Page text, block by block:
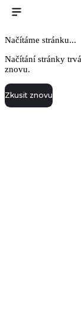
Načítáme stránku...
Načítání stránky
znovu.
Zkusit znovu